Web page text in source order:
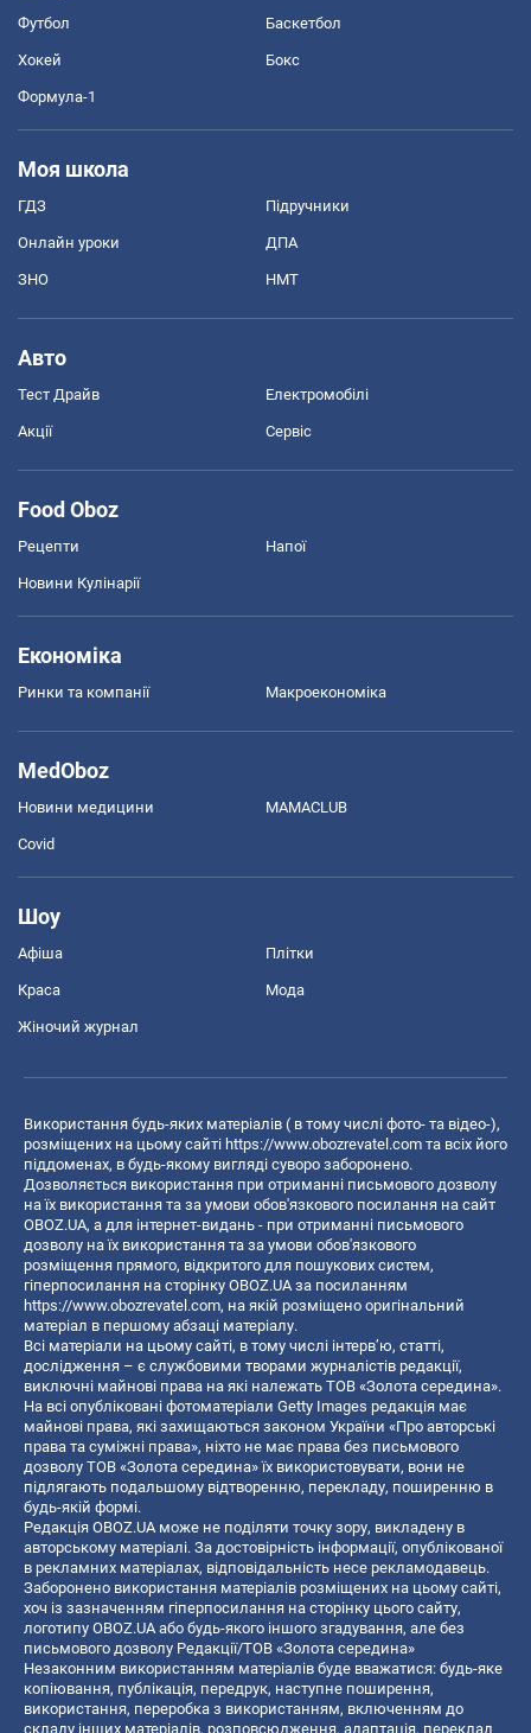
Футбол Баскетбол
Хокей Бокс
Формула-1
Моя школа
ГДЗ Підручники
Онлайн уроки ДПА
ЗНО НМТ
Авто
Тест Драйв Електромобілі
Акції Сервіс
Food Oboz
Рецепти Напої
Новини Кулінарії
Економіка
Ринки та компанії Макроекономіка
MedOboz
Новини медицини MAMACLUB
Covid
Шоу
Афіша Плітки
Краса Мода
Жіночий журнал
Використання будь-яких матеріалів ( в тому числі фото- та відео-),
розміщених на цьому сайті https://www.obozrevatel.com та всіх його
піддоменах, в будь-якому вигляді суворо заборонено.
Дозволяється використання при отриманні письмового дозволу
на їх використання та за умови обов'язкового посилання на сайт
OBOZ.UA, а для інтернет-видань - при отриманні письмового
дозволу на їх використання та за умови обов'язкового
розміщення прямого, відкритого для пошукових систем,
гіперпосилання на сторінку OBOZ.UA за посиланням
https://www.obozrevatel.com, на якій розміщено оригінальний
матеріал в першому абзаці матеріалу.
Всі матеріали на цьому сайті, в тому числі інтерв’ю, статті,
дослідження – є службовими творами журналістів редакції,
виключні майнові права на які належать ТОВ «Золота середина».
На всі опубліковані фотоматеріали Getty Images редакція має
майнові права, які захищаються законом України «Про авторські
права та суміжні права», ніхто не має права без письмового
дозволу ТОВ «Золота середина» їх використовувати, вони не
підлягають подальшому відтворенню, перекладу, поширенню в
будь-якій формі.
Редакція OBOZ.UA може не поділяти точку зору, викладену в
авторському матеріалі. За достовірність інформації, опублікованої
в рекламних матеріалах, відповідальність несе рекламодавець.
Заборонено використання матеріалів розміщених на цьому сайті,
хоч із зазначенням гіперпосилання на сторінку цього сайту,
логотипу OBOZ.UA або будь-якого іншого згадування, але без
письмового дозволу Редакції/ТОВ «Золота середина»
Незаконним використанням матеріалів буде вважатися: будь-яке
копiювання, публiкацiя, передрук, наступне поширення,
використання, переробка з використанням, включенням до
складу інших матеріалів, розповсюдження, адаптація, переклад